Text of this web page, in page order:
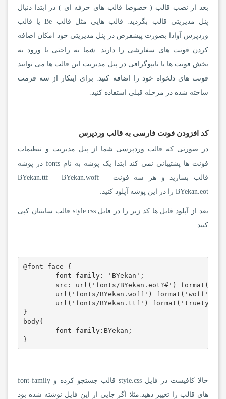
بعد از نصب قالب ( خصوصا قالب های حرفه ای ) در ابتدا دنبال
پنل مدیریتی قالب بگردید. قالب هایی مثل قالب Be یا قالب
وردپرس آوادا بصورت پیشفرض در پنل مدیریتی خود امکان اضافه
کردن فونت های سفارشی را دارند. شما به راحتی با ورود به
بخش فونت ها یا تایپوگرافی در پنل مدیریت این قالب ها می توانید
فونت های دلخواه خود را اضافه کنید. برای اینکار از سه فرمت
ساخته شده در مرحله قبلی استفاده کنید.
کد افزودن فونت فارسی به قالب وردپرس
در صورتی که قالب وردپرسی شما از پنل مدیریت و تنظیمات
فونت ها پشتیبانی نمی کند ابتدا یک پوشه به نام fonts در پوشه
قالب بسازید و هر سه فونت BYekan.ttf – BYekan.woff –
BYekan.eot را در این پوشه آپلود کنید.
بعد از آپلود فایل ها کد زیر را در فایل style.css قالب سایتتان کپی
کنید:
@font-face {
}
body{
}
حالا کافیست در فایل style.css قالب جستجو کرده و font-family
های قالب را تغییر دهید.مثلا اگر جایی از این فایل نوشته شده بود